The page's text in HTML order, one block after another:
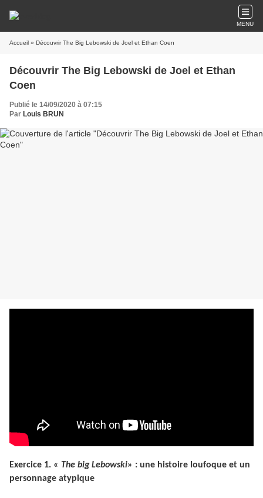
MENU
Accueil » Découvrir The Big Lebowski de Joel et Ethan Coen
Découvrir The Big Lebowski de Joel et Ethan
Coen
Publié le 14/09/2020 à 07:15
Par Louis BRUN
Exercice 1. « The big Lebowski» : une histoire loufoque et un
personnage atypique